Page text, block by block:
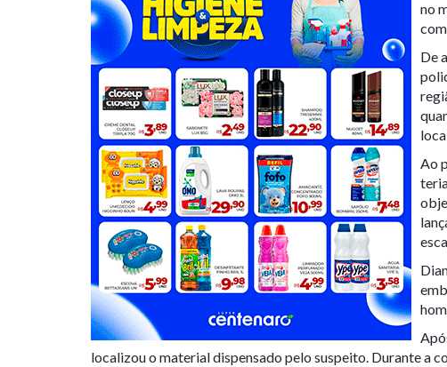
no
De
Ao
localizou o material dispensado pelo suspeito. Durante a